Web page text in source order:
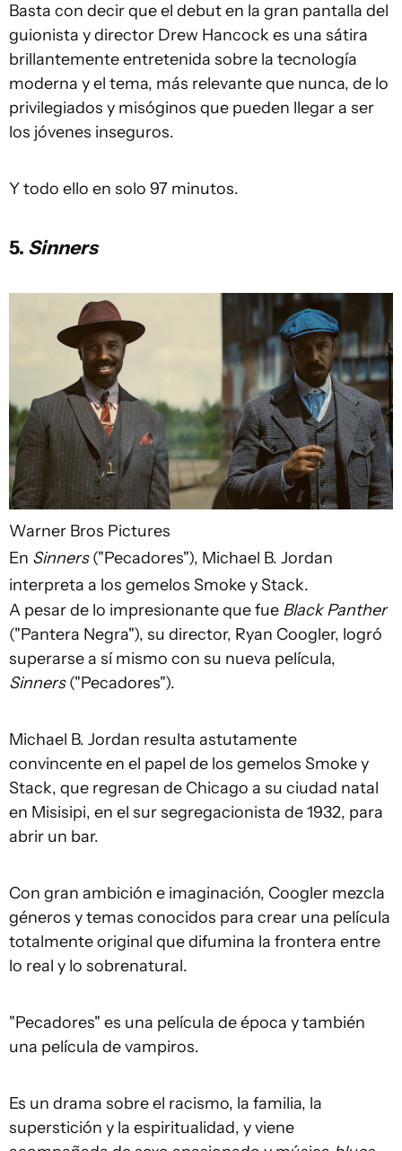
Basta con decir que el debut en la gran pantalla del
guionista y director Drew Hancock es una sátira
brillantemente entretenida sobre la tecnología
moderna y el tema, más relevante que nunca, de lo
privilegiados y misóginos que pueden llegar a ser
los jóvenes inseguros.
Y todo ello en solo 97 minutos.
5. Sinners
Warner Bros Pictures
En Sinners("Pecadores"), Michael B. Jordan
interpreta a los gemelos Smoke y Stack.
A pesar de lo impresionante que fue Black Panther
("Pantera Negra"), su director, Ryan Coogler, logró
superarse a sí mismo con su nueva película,
Sinners("Pecadores").
Michael B. Jordan resulta astutamente
convincente en el papel de los gemelos Smoke y
Stack, que regresan de Chicago a su ciudad natal
en Misisipi, en el sur segregacionista de 1932, para
abrir un bar.
Con gran ambición e imaginación, Coogler mezcla
géneros y temas conocidos para crear una película
totalmente original que difumina la frontera entre
lo real y lo sobrenatural.
"Pecadores" es una película de época y también
una película de vampiros.
Es un drama sobre el racismo, la familia, la
superstición y la espiritualidad, y viene